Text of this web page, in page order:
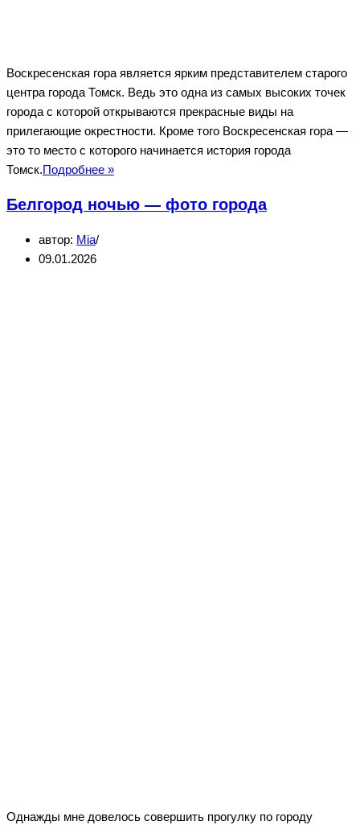
Воскресенская гора является ярким представителем старого
центра города Томск. Ведь это одна из самых высоких точек
города с которой открываются прекрасные виды на
прилегающие окрестности. Кроме того Воскресенская гора —
это то место с которого начинается история города
Томск.Подробнее »Воскресенская
(Томск)
Белгород ночью — фото города
автор: Mia
09.01.2026
Однажды мне довелось совершить прогулку по городу